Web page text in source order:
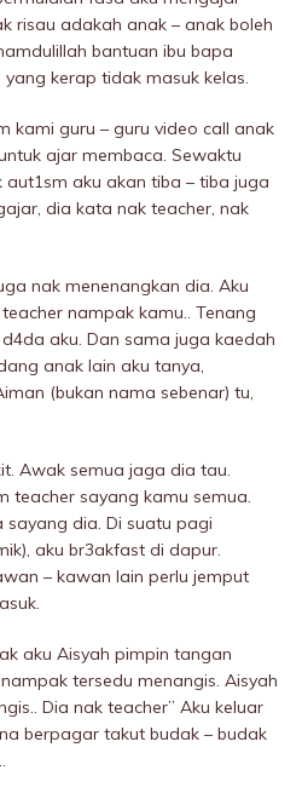
risau adakah anak – anak boleh
bantuan ibu bapa
kerap tidak masuk kelas.
kami guru – guru video call anak
ajar membaca. Sewaktu
aku akan tiba – tiba juga
dia kata nak teacher, nak
nak menenangkan dia. Aku
nampak kamu.. Tenang
aku. Dan sama juga kaedah
anak lain aku tanya,
(bukan nama sebenar) tu,
Awak semua jaga dia tau.
teacher sayang kamu semua.
sayang dia. Di suatu pagi
aku br3akfast di dapur.
– kawan lain perlu jemput
aku Aisyah pimpin tangan
tersedu menangis. Aisyah
Dia nak teacher” Aku keluar
berpagar takut budak – budak